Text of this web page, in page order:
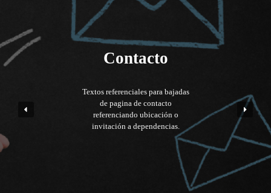
Textos referenciales para bajadas
de pagina de contacto
referenciando ubicación o
invitación a dependencias.
Contacto